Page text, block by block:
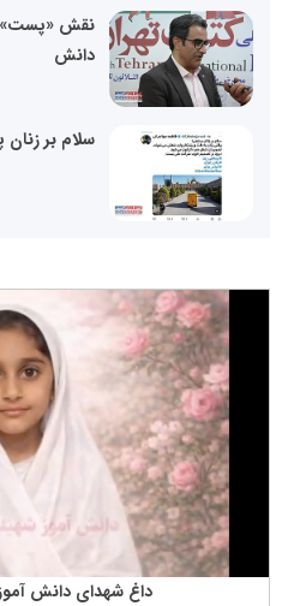
نقش «پست»
دانش
سلام بر
داغ شهدای دانش